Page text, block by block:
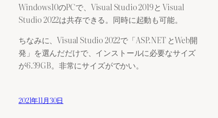
Windows10のPCで、Visual Studio 2019と Visual
Studio 2022は共存できる。同時に起動も可能。
ちなみに、Visual Studio 2022で「ASP.NET とWeb開
発」を選んだだけで、インストールに必要なサイズ
が6.39GB。非常にサイズがでかい。
2021年11月30日